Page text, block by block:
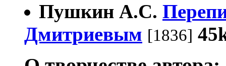
Пушкин А.С.
Дмитриевым [1836]